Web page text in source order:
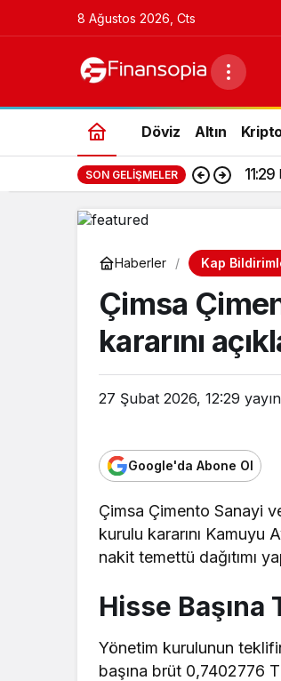
8 Ağustos 2026, Cts
Döviz Altın
SON GELIŞMELER 11:29
Haberler Kap
Çimsa
kararını
27 Şubat 2026, 12:29
Google'da Abone Ol
Çimsa Çimento Sanayi
kurulu kararını Kamuyu
nakit temettü dağıtımı
Hisse Başına
Yönetim kurulunun
başına brüt 0,7402776